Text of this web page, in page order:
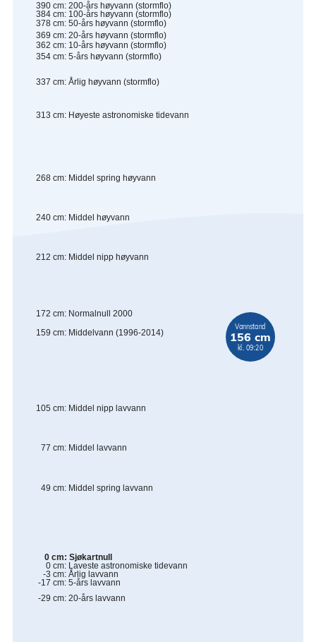
Vannstand
156 cm
kl. 09:20
390 cm: 200-års høyvann (stormflo)
384 cm: 100-års høyvann (stormflo)
378 cm: 50-års høyvann (stormflo)
369 cm: 20-års høyvann (stormflo)
362 cm: 10-års høyvann (stormflo)
354 cm: 5-års høyvann (stormflo)
337 cm: Årlig høyvann (stormflo)
313 cm: Høyeste astronomiske tidevann
268 cm: Middel spring høyvann
240 cm: Middel høyvann
212 cm: Middel nipp høyvann
172 cm: Normalnull 2000
159 cm: Middelvann (1996-2014)
105 cm: Middel nipp lavvann
77 cm: Middel lavvann
49 cm: Middel spring lavvann
0 cm: Sjøkartnull
0 cm: Laveste astronomiske tidevann
-3 cm: Årlig lavvann
-17 cm: 5-års lavvann
-29 cm: 20-års lavvann